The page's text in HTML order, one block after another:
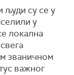
људи су се у
у
локална
званичном
важног